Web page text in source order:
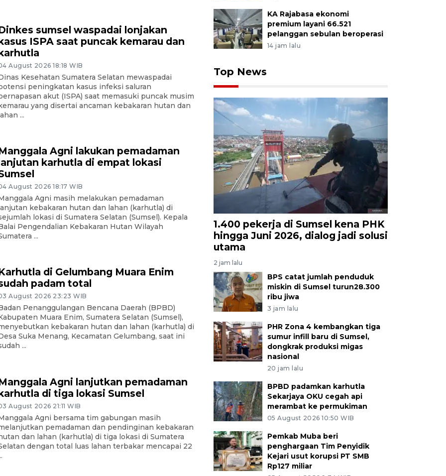
sumsel waspadai lonjakan
ISPA saat puncak kemarau dan
August 2026 18:18 WIB
Kesehatan Sumatera Selatan mewaspadai
peningkatan kasus infeksi saluran
akut (ISPA) saat memasuki puncak musim
yang disertai ancaman kebakaran hutan dan
...
Agni lakukan pemadaman
karhutla di empat lokasi
August 2026 18:17 WIB
Agni masih melakukan pemadaman
kebakaran hutan dan lahan (karhutla) di
lokasi di Sumatera Selatan (Sumsel). Kepala
Pengendalian Kebakaran Hutan Wilayah
...
di Gelumbang Muara Enim
padam total
August 2026 23:23 WIB
Penanggulangan Bencana Daerah (BPBD)
Muara Enim, Sumatera Selatan (Sumsel),
kebakaran hutan dan lahan (karhutla) di
Suka Menang, Kecamatan Gelumbang, saat ini
...
Agni lanjutkan pemadaman
di tiga lokasi Sumsel
August 2026 21:11 WIB
Agni bersama tim gabungan masih
pemadaman dan pendinginan kebakaran
dan lahan (karhutla) di tiga lokasi di Sumatera
dengan total luas lahan terbakar mencapai 22
KA Rajabasa ekonomi
premium layani 66.521
pelanggan sebulan beroperasi
14 jam lalu
Top News
1.400 pekerja di Sumsel kena PHK
hingga Juni 2026, dialog jadi solusi
utama
2 jam lalu
BPS catat jumlah penduduk
miskin di Sumsel turun28.300
ribu jiwa
3 jam lalu
PHR Zona 4 kembangkan tiga
sumur infill baru di Sumsel,
dongkrak produksi migas
nasional
20 jam lalu
BPBD padamkan karhutla
Sekarjaya OKU cegah api
merambat ke permukiman
05 August 2026 10:50 WIB
Pemkab Muba beri
penghargaan Tim Penyidik
Kejari usut korupsi PT SMB
Rp127 miliar